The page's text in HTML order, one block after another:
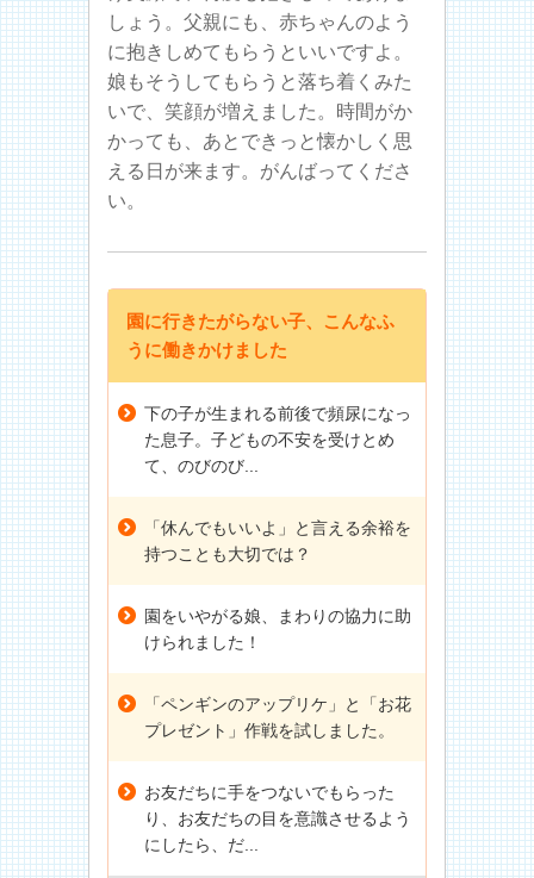
しょう。父親にも、赤ちゃんのよう
に抱きしめてもらうといいですよ。
娘もそうしてもらうと落ち着くみた
いで、笑顔が増えました。時間がか
かっても、あとできっと懐かしく思
える日が来ます。がんばってくださ
い。
園に行きたがらない子、こんなふ
うに働きかけました
下の子が生まれる前後で頻尿になっ
た息子。子どもの不安を受けとめ
て、のびのび...
「休んでもいいよ」と言える余裕を
持つことも大切では？
園をいやがる娘、まわりの協力に助
けられました！
「ペンギンのアップリケ」と「お花
プレゼント」作戦を試しました。
お友だちに手をつないでもらった
り、お友だちの目を意識させるよう
にしたら、だ...